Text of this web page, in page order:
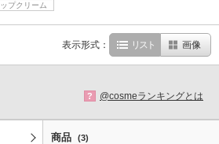
プクリーム
表示形式： リスト 画像
? @cosmeランキングとは
商品 (3)